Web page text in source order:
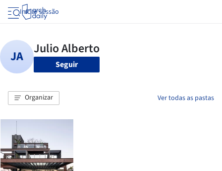
Iniciar sessão
Seguir
Organizar Ver todas as pastas